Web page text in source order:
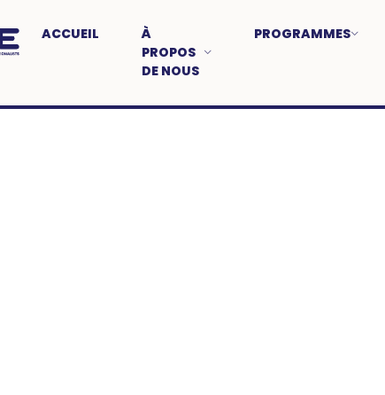
ACCUEIL
À
PROPOS
DE NOUS
PROGRAMMES